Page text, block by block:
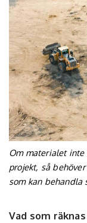
Om materialet
projekt, så
som kan behandla
Vad som